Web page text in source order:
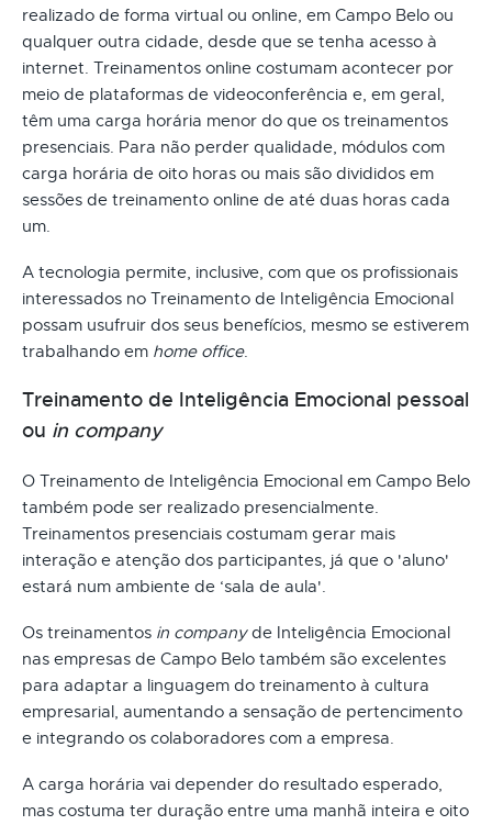
realizado de forma virtual ou online, em Campo Belo ou
qualquer outra cidade, desde que se tenha acesso à
internet. Treinamentos online costumam acontecer por
meio de plataformas de videoconferência e, em geral,
têm uma carga horária menor do que os treinamentos
presenciais. Para não perder qualidade, módulos com
carga horária de oito horas ou mais são divididos em
sessões de treinamento online de até duas horas cada
um.
A tecnologia permite, inclusive, com que os profissionais
interessados no Treinamento de Inteligência Emocional
possam usufruir dos seus benefícios, mesmo se estiverem
trabalhando em home office.
Treinamento de Inteligência Emocional pessoal
ou in company
O Treinamento de Inteligência Emocional em Campo Belo
também pode ser realizado presencialmente.
Treinamentos presenciais costumam gerar mais
interação e atenção dos participantes, já que o 'aluno'
estará num ambiente de ‘sala de aula'.
Os treinamentos in companyde Inteligência Emocional
nas empresas de Campo Belo também são excelentes
para adaptar a linguagem do treinamento à cultura
empresarial, aumentando a sensação de pertencimento
e integrando os colaboradores com a empresa.
A carga horária vai depender do resultado esperado,
mas costuma ter duração entre uma manhã inteira e oito